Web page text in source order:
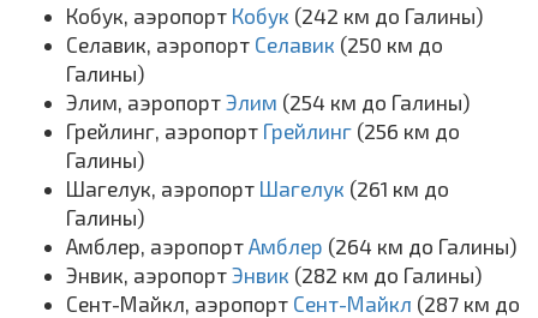
Кобук, аэропорт Кобук (242 км до Галины)
Селавик, аэропорт Селавик (250 км до
Галины)
Элим, аэропорт Элим (254 км до Галины)
Грейлинг, аэропорт Грейлинг (256 км до
Галины)
Шагелук, аэропорт Шагелук (261 км до
Галины)
Амблер, аэропорт Амблер (264 км до Галины)
Энвик, аэропорт Энвик (282 км до Галины)
Сент-Майкл, аэропорт Сент-Майкл (287 км до